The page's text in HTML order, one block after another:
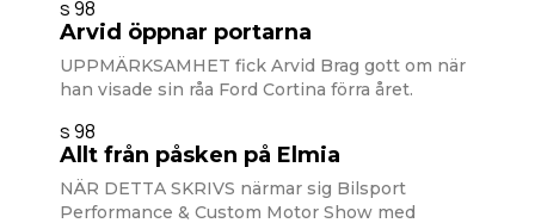
s 98
Arvid öppnar portarna
UPPMÄRKSAMHET fick Arvid Brag gott om när
han visade sin råa Ford Cortina förra året.
s 98
Allt från påsken på Elmia
NÄR DETTA SKRIVS närmar sig Bilsport
Performance & Custom Motor Show med